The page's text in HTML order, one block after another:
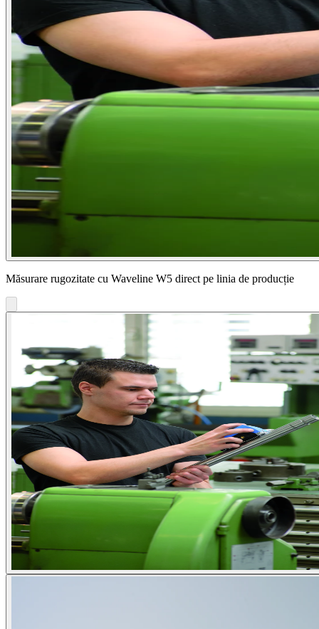
Măsurare rugozitate cu Waveline W5 direct pe linia de producție